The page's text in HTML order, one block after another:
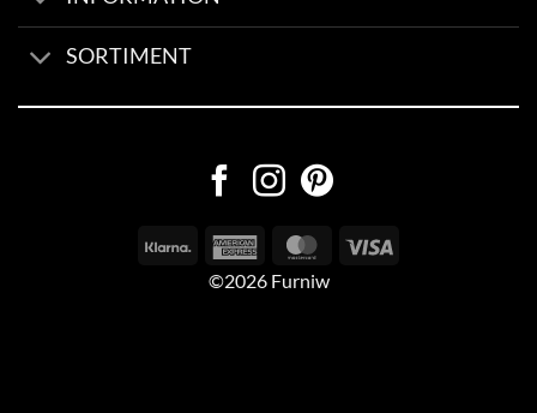
SORTIMENT
©2026 Furniw